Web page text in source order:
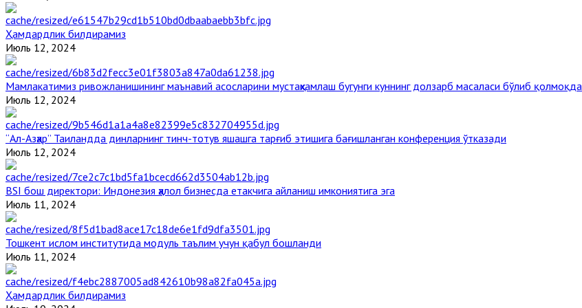
Ҳамдардлик билдирамиз
Июль 12, 2024
Мамлакатимиз ривожланишининг маънавий асосларини мустаҳкамлаш бугунги куннинг долзарб масаласи бўлиб қолмоқда
Июль 12, 2024
“Ал-Азҳар” Таиландда динларнинг тинч-тотув яшашга тарғиб этишига бағишланган конференция ўтказади
Июль 12, 2024
BSI бош директори: Индонезия ҳалол бизнесда етакчига айланиш имкониятига эга
Июль 11, 2024
Тошкент ислом институтида модуль таълим учун қабул бошланди
Июль 11, 2024
Ҳамдардлик билдирамиз